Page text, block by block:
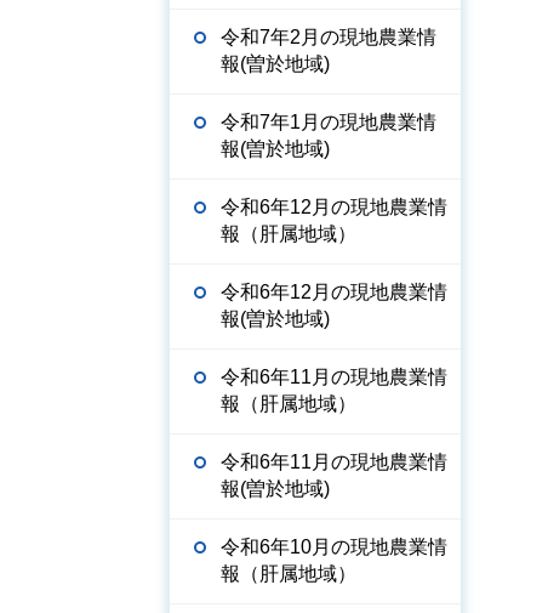
令和7年2月の現地農業情
報(曽於地域)
令和7年1月の現地農業情
報(曽於地域)
令和6年12月の現地農業情
報（肝属地域）
令和6年12月の現地農業情
報(曽於地域)
令和6年11月の現地農業情
報（肝属地域）
令和6年11月の現地農業情
報(曽於地域)
令和6年10月の現地農業情
報（肝属地域）